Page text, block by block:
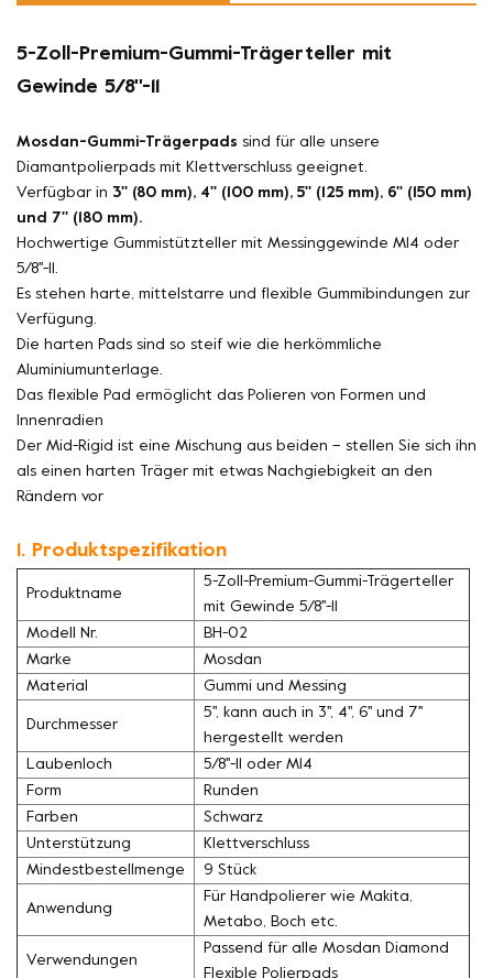
5-Zoll-Premium-Gummi-Trägerteller mit
Gewinde 5/8''-11
Mosdan-Gummi-Trägerpads sind für alle unsere
Diamantpolierpads mit Klettverschluss geeignet.
Verfügbar in 3'' (80 mm), 4'' (100 mm), 5'' (125 mm), 6'' (150 mm)
und 7'' (180 mm).
Hochwertige Gummistützteller mit Messinggewinde M14 oder
5/8''-11.
Es stehen harte, mittelstarre und flexible Gummibindungen zur
Verfügung.
Die harten Pads sind so steif wie die herkömmliche
Aluminiumunterlage.
Das flexible Pad ermöglicht das Polieren von Formen und
Innenradien
Der Mid-Rigid ist eine Mischung aus beiden – stellen Sie sich ihn
als einen harten Träger mit etwas Nachgiebigkeit an den
Rändern vor
1. Produktspezifikation
Produktname
5-Zoll-Premium-Gummi-Trägerteller
mit Gewinde 5/8''-11
Modell Nr.
BH-02
Marke
Mosdan
Material
Gummi und Messing
Durchmesser
5'', kann auch in 3'', 4'', 6'' und 7''
hergestellt werden
Laubenloch
5/8''-11 oder M14
Form
Runden
Farben
Schwarz
Unterstützung
Klettverschluss
Mindestbestellmenge
9 Stück
Anwendung
Für Handpolierer wie Makita,
Metabo, Boch etc.
Verwendungen
Passend für alle Mosdan Diamond
Flexible Polierpads